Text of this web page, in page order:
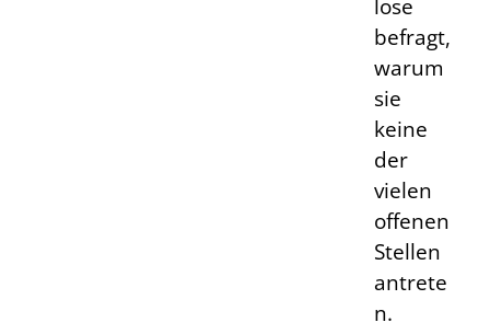
lose
befragt,
warum
sie
keine
der
vielen
offenen
Stellen
antrete
n.